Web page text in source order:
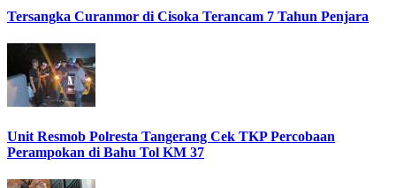
Tersangka Curanmor di Cisoka Terancam 7 Tahun Penjara
Unit Resmob Polresta Tangerang Cek TKP Percobaan
Perampokan di Bahu Tol KM 37